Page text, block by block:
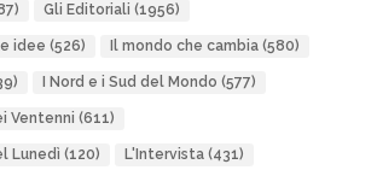
Gli Editoriali (1956)
idee (526) Il mondo che cambia(580)
I Nord e i Sud del Mondo (577)
Ventenni (611)
Lunedì (120) L'Intervista(431)